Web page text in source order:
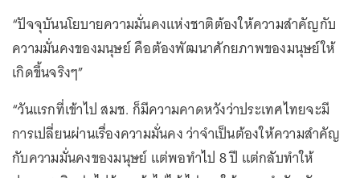
“ปัจจุบันนโยบายความมั่นคงแห่งชาติต้องให้ความสำคัญกับ
ความมั่นคงของมนุษย์ คือต้องพัฒนาศักยภาพของมนุษย์ให้
เกิดขึ้นจริงๆ”
“วันแรกที่เข้าไป สมช. ก็มีความคาดหวังว่าประเทศไทยจะมี
การเปลี่ยนผ่านเรื่องความมั่นคง ว่าจำเป็นต้องให้ความสำคัญ
กับความมั่นคงของมนุษย์ แต่พอทำไป 8 ปี แต่กลับทำให้